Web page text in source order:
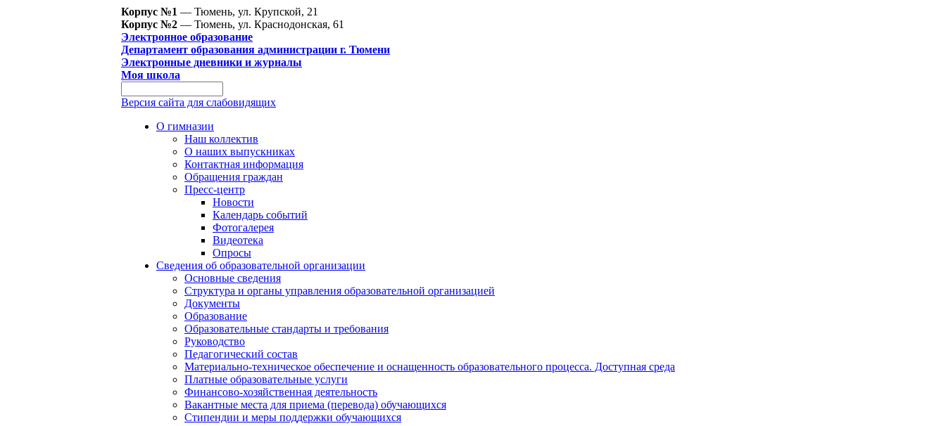
Корпус №1 — Тюмень, ул. Крупской, 21
Корпус №2 — Тюмень, ул. Краснодонская, 61
Электронное образование
Департамент образования администрации г. Тюмени
Электронные дневники и журналы
Моя школа
Версия сайта для слабовидящих
О гимназии
Наш коллектив
О наших выпускниках
Контактная информация
Обращения граждан
Пресс-центр
Новости
Календарь событий
Фотогалерея
Видеотека
Опросы
Сведения об образовательной организации
Основные сведения
Структура и органы управления образовательной организацией
Документы
Образование
Образовательные стандарты и требования
Руководство
Педагогический состав
Материально-техническое обеспечение и оснащенность образовательного процесса. Доступная среда
Платные образовательные услуги
Финансово-хозяйственная деятельность
Вакантные места для приема (перевода) обучающихся
Стипендии и меры поддержки обучающихся